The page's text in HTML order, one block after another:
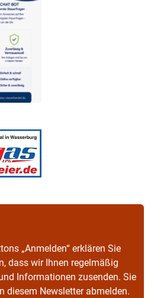
„Anmelden“ erklären Sie
dass wir Ihnen regelmäßig
Informationen zusenden. Sie
diesem Newsletter abmelden.